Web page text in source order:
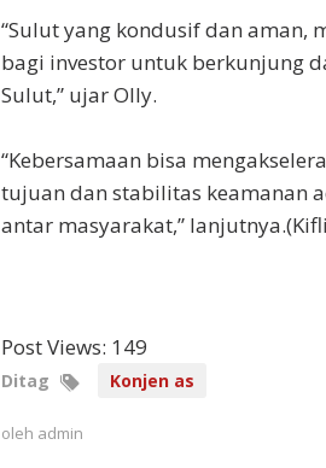
“Sulut yang kondusif dan aman,
bagi investor untuk berkunjung
Sulut,” ujar Olly.
“Kebersamaan bisa
tujuan dan stabilitas keamanan
antar masyarakat,”
Post Views: 149
Ditag Konjen as
oleh admin